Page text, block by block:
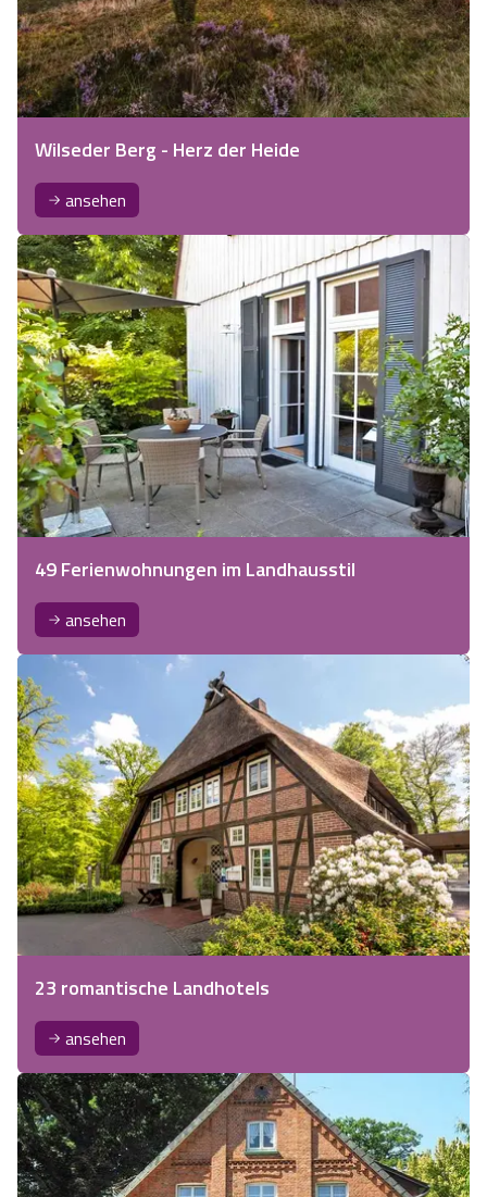
Wilseder Berg - Herz der Heide
ansehen
49 Ferienwohnungen im Landhausstil
ansehen
23 romantische Landhotels
ansehen